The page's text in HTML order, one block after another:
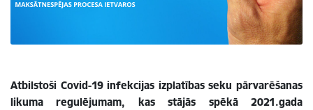
Atbilstoši Covid-19 infekcijas izplatības seku pārvarēšanas
likuma regulējumam, kas stājās spēkā 2021.gada